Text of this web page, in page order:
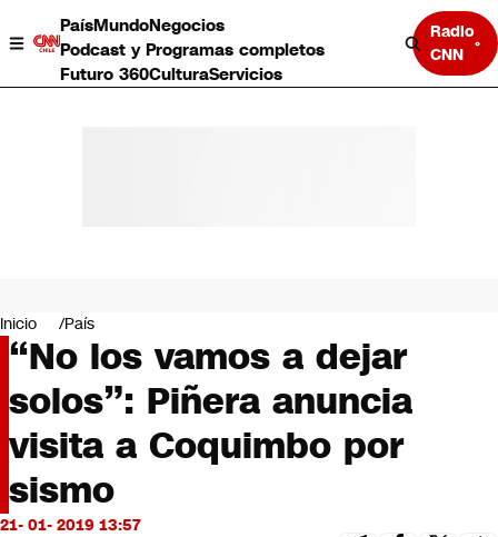
PaísMundoNegocios
Podcast y Programas completos
Futuro 360CulturaServicios
Radio
CNN
Negocios
Deportes
Programas completos
Cultura
Servicios
Bits
CNN tiempo
Futuro 360
Inicio País
“No los vamos a dejar
solos”: Piñera anuncia
visita a Coquimbo por
sismo
21- 01- 2019 13:57